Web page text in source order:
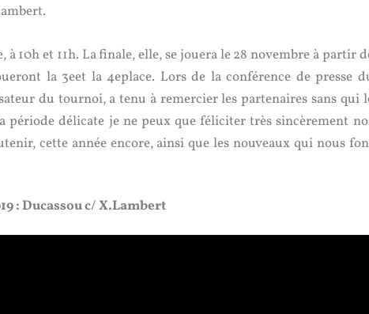
10h et 11h. La finale, elle, se jouera le 28 novembre à partir
la 3eet la 4eplace. Lors de la conférence de presse
du tournoi, a tenu à remercier les partenaires sans qui
période délicate je ne peux que féliciter très sincèrement
cette année encore, ainsi que les nouveaux qui nous
: Ducassou c/ X.Lambert